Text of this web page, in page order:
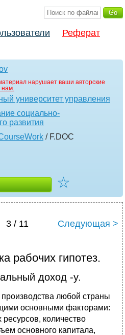
Реферат
нарушает ваши авторские
университет управления
социально-
развития
/ F.DOC
☆
3 / 11 Следующая >
рабочих гипотез.
доход -y.
любой страны
основными факторами:
количество
основного капитала,